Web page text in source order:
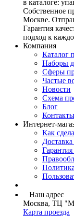
в каталоге:
Собственное
Москве.
Гарантия
подход к
Компания
Каталог
Наборы
Сферы
Частые
Новости
Схема
Блог
Контакты
Интернет-
Как
Наш адрес
Москва, ТЦ
Карта проезда